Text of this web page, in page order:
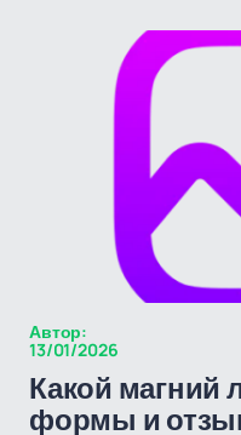
Автор:
13/01/2026
Какой магний
формы и